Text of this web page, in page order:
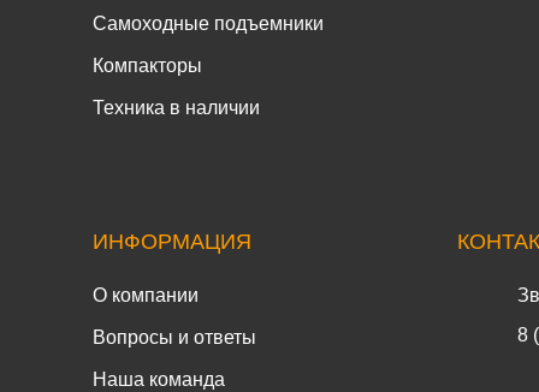
Самоходные подъемники
Компакторы
Техника в наличии
ИНФОРМАЦИЯ
О компании
Вопросы и ответы
Наша команда
8